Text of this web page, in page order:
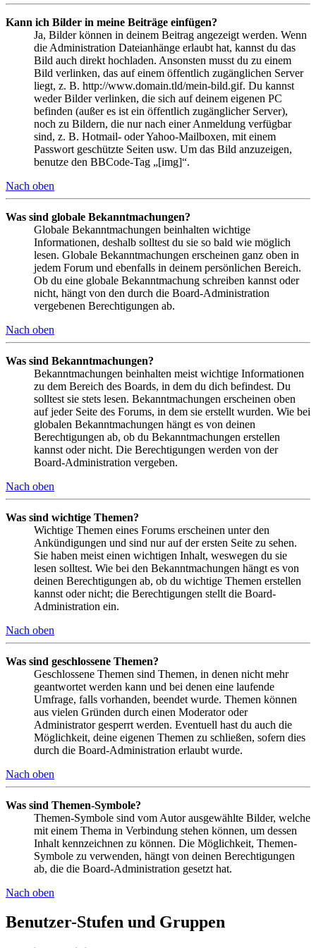
Kann ich Bilder in meine Beiträge einfügen?
Ja, Bilder können in deinem Beitrag angezeigt werden. Wenn
die Administration Dateianhänge erlaubt hat, kannst du das
Bild auch direkt hochladen. Ansonsten musst du zu einem
Bild verlinken, das auf einem öffentlich zugänglichen Server
liegt, z. B. http://www.domain.tld/mein-bild.gif. Du kannst
weder Bilder verlinken, die sich auf deinem eigenen PC
befinden (außer es ist ein öffentlich zugänglicher Server),
noch zu Bildern, die nur nach einer Anmeldung verfügbar
sind, z. B. Hotmail- oder Yahoo-Mailboxen, mit einem
Passwort geschützte Seiten usw. Um das Bild anzuzeigen,
benutze den BBCode-Tag „[img]“.
Nach oben
Was sind globale Bekanntmachungen?
Globale Bekanntmachungen beinhalten wichtige
Informationen, deshalb solltest du sie so bald wie möglich
lesen. Globale Bekanntmachungen erscheinen ganz oben in
jedem Forum und ebenfalls in deinem persönlichen Bereich.
Ob du eine globale Bekanntmachung schreiben kannst oder
nicht, hängt von den durch die Board-Administration
vergebenen Berechtigungen ab.
Nach oben
Was sind Bekanntmachungen?
Bekanntmachungen beinhalten meist wichtige Informationen
zu dem Bereich des Boards, in dem du dich befindest. Du
solltest sie stets lesen. Bekanntmachungen erscheinen oben
auf jeder Seite des Forums, in dem sie erstellt wurden. Wie bei
globalen Bekanntmachungen hängt es von deinen
Berechtigungen ab, ob du Bekanntmachungen erstellen
kannst oder nicht. Die Berechtigungen werden von der
Board-Administration vergeben.
Nach oben
Was sind wichtige Themen?
Wichtige Themen eines Forums erscheinen unter den
Ankündigungen und sind nur auf der ersten Seite zu sehen.
Sie haben meist einen wichtigen Inhalt, weswegen du sie
lesen solltest. Wie bei den Bekanntmachungen hängt es von
deinen Berechtigungen ab, ob du wichtige Themen erstellen
kannst oder nicht; die Berechtigungen stellt die Board-
Administration ein.
Nach oben
Was sind geschlossene Themen?
Geschlossene Themen sind Themen, in denen nicht mehr
geantwortet werden kann und bei denen eine laufende
Umfrage, falls vorhanden, beendet wurde. Themen können
aus vielen Gründen durch einen Moderator oder
Administrator gesperrt werden. Eventuell hast du auch die
Möglichkeit, deine eigenen Themen zu schließen, sofern dies
durch die Board-Administration erlaubt wurde.
Nach oben
Was sind Themen-Symbole?
Themen-Symbole sind vom Autor ausgewählte Bilder, welche
mit einem Thema in Verbindung stehen können, um dessen
Inhalt kennzeichnen zu können. Die Möglichkeit, Themen-
Symbole zu verwenden, hängt von deinen Berechtigungen
ab, die die Board-Administration gesetzt hat.
Nach oben
Benutzer-Stufen und Gruppen